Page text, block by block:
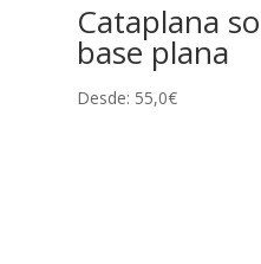
Cataplana
base plana
Desde: 55,0€